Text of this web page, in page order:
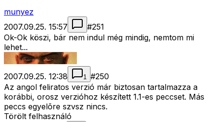
munyez
2007.09.25. 15:57
#251
Ok-Ok köszi, bár nem indul még mindig, nemtom mi
lehet...
2007.09.25. 12:38 1 #250
Az angol feliratos verzió már biztosan tartalmazza a
korábbi, orosz verzióhoz készített 1.1-es peccset. Más
peccs egyelõre szvsz nincs.
Törölt felhasználó